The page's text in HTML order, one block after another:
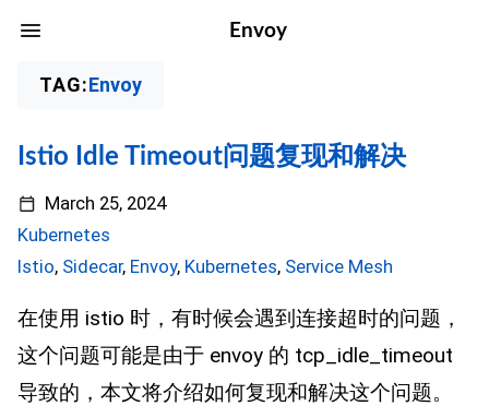
Envoy
TAG:Envoy
Istio Idle Timeout问题复现和解决
March 25, 2024
Kubernetes
Istio, Sidecar, Envoy, Kubernetes, Service Mesh
在使用 istio 时，有时候会遇到连接超时的问题，
这个问题可能是由于 envoy 的 tcp_idle_timeout
导致的，本文将介绍如何复现和解决这个问题。